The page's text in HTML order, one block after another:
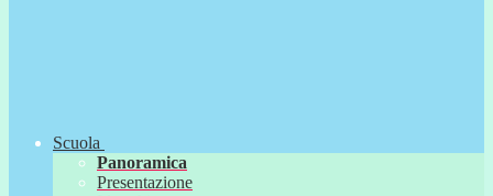
Scuola
Panoramica
Presentazione